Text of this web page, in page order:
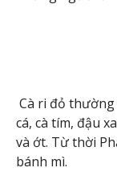
Cà ri đỏ
cá, cà tím, đậu
và ớt. Từ thời
bánh mì.